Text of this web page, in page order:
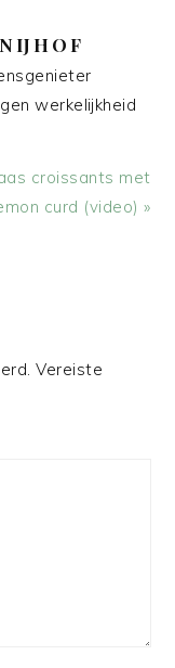
werkelijkheid
croissants met
curd (video) »
Vereiste